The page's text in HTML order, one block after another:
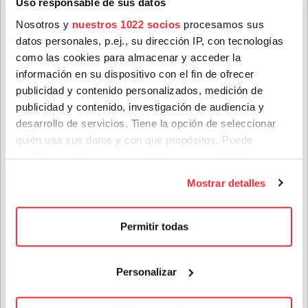
Nosotros y nuestros 1022 socios procesamos sus
datos personales, p.ej., su dirección IP, con tecnologías
como las cookies para almacenar y acceder la
información en su dispositivo con el fin de ofrecer
publicidad y contenido personalizados, medición de
publicidad y contenido, investigación de audiencia y
desarrollo de servicios. Tiene la opción de seleccionar
quién usa sus datos y con qué propósitos. Puede
Si lo permite, también quisiéramos:
Identificar su dispositivo analizándolo activamente
Mostrar detalles
Permitir todas
Personalizar
NORTH
MISSISSIPPI
ALLSTARS
Estados Unidos
Abierta contratación
ÚLTIMAS NOTICIAS
Apellidos
Correo electrónico*
Género(s) favorito(s):
He leído y acepto las condiciones contenidas en la